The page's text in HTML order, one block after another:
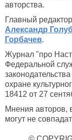
авторства.
Главный
Александр
Горбачев.
Журнал "про
Федеральной
охране
18412 от 27
Мнения авторов,
могут не